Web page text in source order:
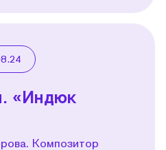
«Индюк
Композитор